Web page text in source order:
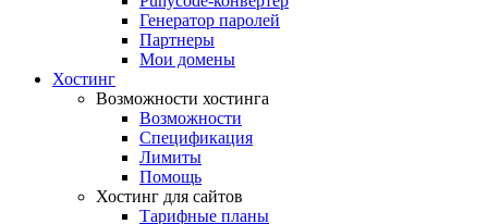
Генератор паролей
Партнеры
Мои домены
Хостинг
Возможности хостинга
Возможности
Спецификация
Лимиты
Помощь
Хостинг для сайтов
Тарифные планы